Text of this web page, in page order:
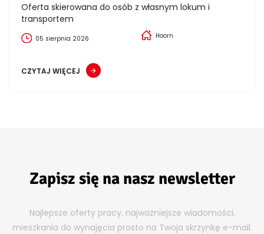
Oferta skierowana do osób z własnym lokum i
transportem
05 sierpnia 2026 Hoorn
CZYTAJ WIĘCEJ
Zapisz się na nasz newsletter
Najlepsze oferty pracy, najważniejsze wiadomości,
mieszkania do wynajęcia prosto na Twoja skrzynkę e-mail.